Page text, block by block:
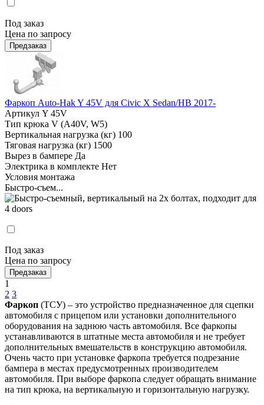
Под заказ
Цена по запросу
Предзаказ
Фаркоп Auto-Hak Y 45V для Civic X Sedan/HB 2017-
Артикул Y 45V
Тип крюка V (A40V, W5)
Вертикальная нагрузка (кг) 100
Тяговая нагрузка (кг) 1500
Вырез в бампере Да
Электрика в комплекте Нет
Условия монтажа
Быстро-съем...
Под заказ
Цена по запросу
Предзаказ
1
2 3
Фаркоп (ТСУ) – это устройство предназначенное для сцепки
автомобиля с прицепом или установки дополнительного
оборудования на заднюю часть автомобиля. Все фаркопы
устанавливаются в штатные места автомобиля и не требует
дополнительных вмешательств в конструкцию автомобиля.
Очень часто при установке фаркопа требуется подрезание
бампера в местах предусмотренных производителем
автомобиля. При выборе фаркопа следует обращать внимание
на тип крюка, на вертикальную и горизонтальную нагрузку.